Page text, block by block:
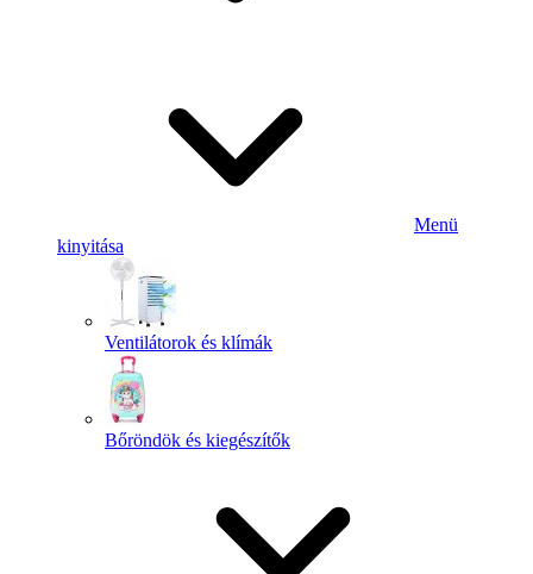
Menü
kinyitása
Ventilátorok és klímák
Bőröndök és kiegészítők